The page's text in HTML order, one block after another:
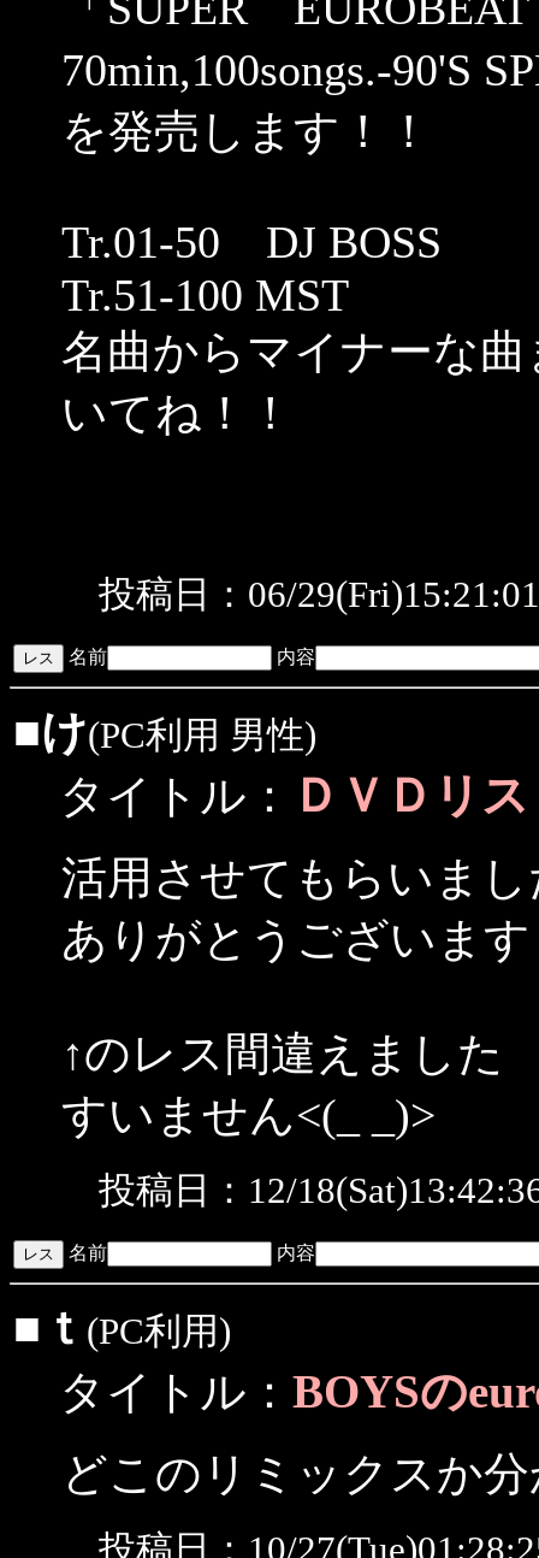
70min,100songs.-90'S
を発売します！！
Tr.01‐50 DJ BOSS
Tr.51-100 MST
名曲からマイナーな
いてね！！
投稿日：06/
名前 内容
■け(PC利用 男性)
タイトル： ＤＶＤリ
活用させてもらいまし
ありがとうございます
↑のレス間違えました
すいません<(_ _)>
投稿日：12/
名前 内容
■ ｔ (PC利用)
タイトル： BOYSの
どこのリミックスか
投稿日：10/